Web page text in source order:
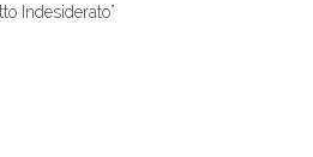
Indesiderato”